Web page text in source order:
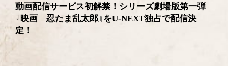
動画配信サービス初解禁！シリーズ劇場版第一弾
『映画 忍たま乱太郎』をU-NEXT独占で配信決
定！